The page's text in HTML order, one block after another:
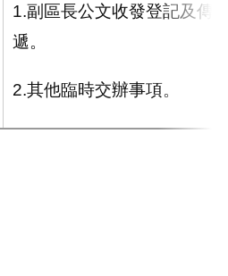
1.副區長公文收發登記及傳
遞。
2.其他臨時交辦事項。